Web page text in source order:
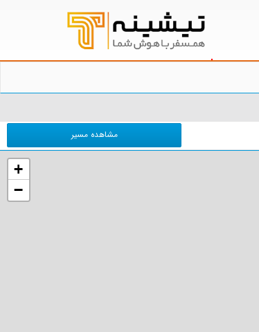
مشاهده مسیر
+
−